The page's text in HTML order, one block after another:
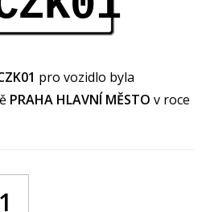
pro vozidlo byla
PRAHA HLAVNÍ MĚSTO v roce